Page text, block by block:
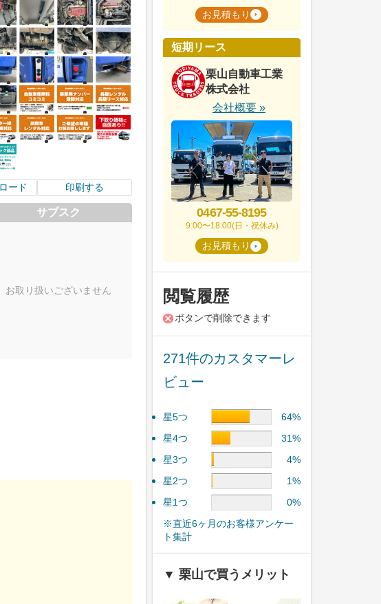
ード 印刷する
サブスク
お取り扱いございません
お見積もり
短期リース
栗山自動車工業
株式会社
会社概要 »
0467-55-8195
9:00〜18:00(日・祝休み)
お見積もり
閲覧履歴
ボタンで削除できます
271件のカスタマーレ
ビュー
星5つ
64%
星4つ
31%
星3つ
4%
星2つ
1%
星1つ
0%
※直近6ヶ月のお客様アンケー
ト集計
▼ 栗山で買うメリット